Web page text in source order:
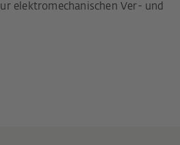
elektromechanischen Ver- und